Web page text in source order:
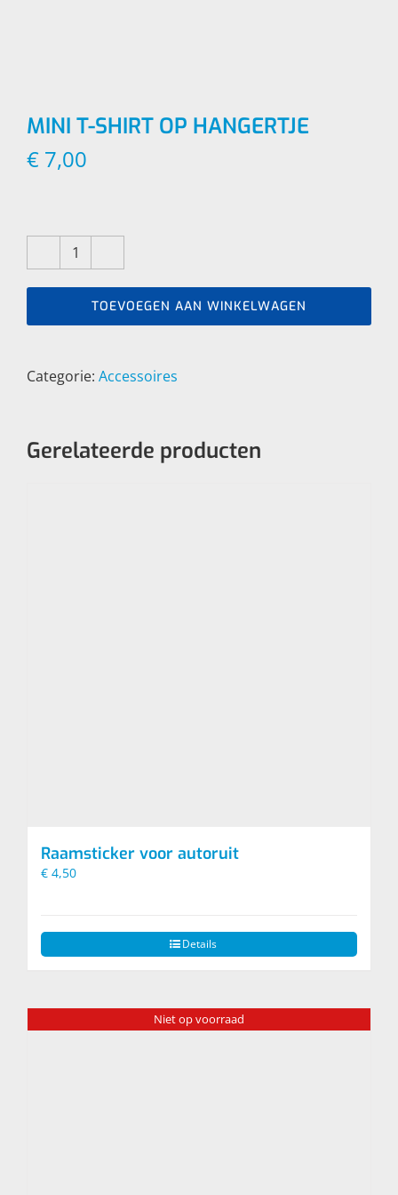
MINI T-SHIRT OP HANGERTJE
€ 7,00
Mini
t-
shirt
op
aantal
TOEVOEGEN AAN WINKELWAGEN
Categorie: Accessoires
Gerelateerde producten
Raamsticker voor autoruit
€ 4,50
Details
Niet op voorraad